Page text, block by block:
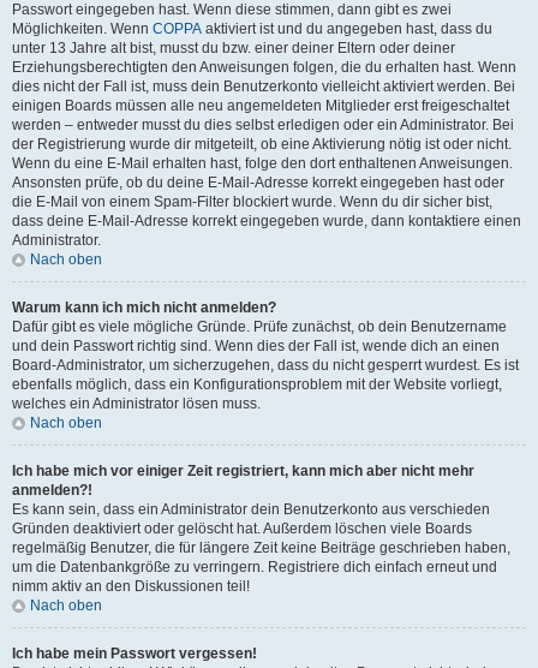
Passwort eingegeben hast. Wenn diese stimmen, dann gibt es zwei
Möglichkeiten. Wenn COPPA aktiviert ist und du angegeben hast, dass du
unter 13 Jahre alt bist, musst du bzw. einer deiner Eltern oder deiner
Erziehungsberechtigten den Anweisungen folgen, die du erhalten hast. Wenn
dies nicht der Fall ist, muss dein Benutzerkonto vielleicht aktiviert werden. Bei
einigen Boards müssen alle neu angemeldeten Mitglieder erst freigeschaltet
werden – entweder musst du dies selbst erledigen oder ein Administrator. Bei
der Registrierung wurde dir mitgeteilt, ob eine Aktivierung nötig ist oder nicht.
Wenn du eine E-Mail erhalten hast, folge den dort enthaltenen Anweisungen.
Ansonsten prüfe, ob du deine E-Mail-Adresse korrekt eingegeben hast oder
die E-Mail von einem Spam-Filter blockiert wurde. Wenn du dir sicher bist,
dass deine E-Mail-Adresse korrekt eingegeben wurde, dann kontaktiere einen
Administrator.
Nach oben
Warum kann ich mich nicht anmelden?
Dafür gibt es viele mögliche Gründe. Prüfe zunächst, ob dein Benutzername
und dein Passwort richtig sind. Wenn dies der Fall ist, wende dich an einen
Board-Administrator, um sicherzugehen, dass du nicht gesperrt wurdest. Es ist
ebenfalls möglich, dass ein Konfigurationsproblem mit der Website vorliegt,
welches ein Administrator lösen muss.
Nach oben
Ich habe mich vor einiger Zeit registriert, kann mich aber nicht mehr
anmelden?!
Es kann sein, dass ein Administrator dein Benutzerkonto aus verschieden
Gründen deaktiviert oder gelöscht hat. Außerdem löschen viele Boards
regelmäßig Benutzer, die für längere Zeit keine Beiträge geschrieben haben,
um die Datenbankgröße zu verringern. Registriere dich einfach erneut und
nimm aktiv an den Diskussionen teil!
Nach oben
Ich habe mein Passwort vergessen!